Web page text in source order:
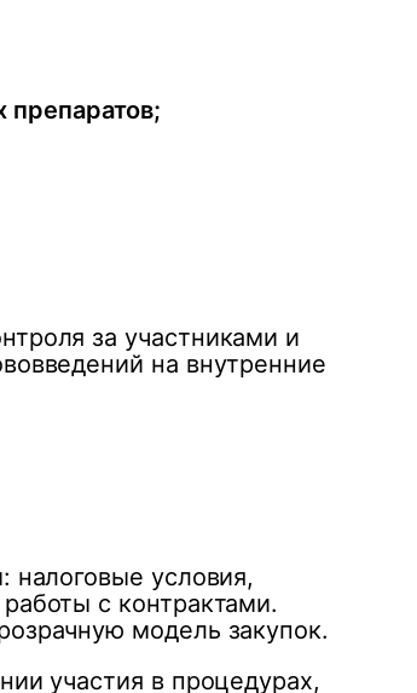
препаратов;
за участниками и
на внутренние
условия,
с контрактами.
модель закупок.
участия в процедурах,